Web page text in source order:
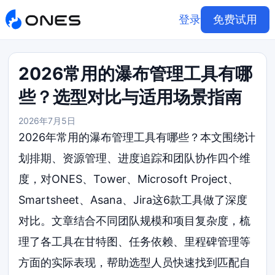
登录 免费试用
2026常用的瀑布管理工具有哪
些？选型对比与适用场景指南
2026年7月5日
2026年常用的瀑布管理工具有哪些？本文围绕计
划排期、资源管理、进度追踪和团队协作四个维
度，对ONES、Tower、Microsoft Project、
Smartsheet、Asana、Jira这6款工具做了深度
对比。文章结合不同团队规模和项目复杂度，梳
理了各工具在甘特图、任务依赖、里程碑管理等
方面的实际表现，帮助选型人员快速找到匹配自